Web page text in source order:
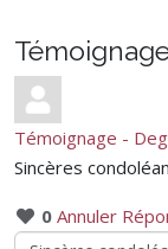
Témoignage -
Sincères
0 Annuler